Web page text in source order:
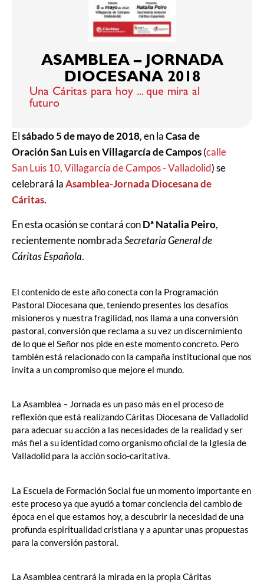
ASAMBLEA – JORNADA
DIOCESANA 2018
Una Cáritas para hoy ... que mira al
futuro
Elsábado 5 de mayo de 2018, en laCasa de
Oración San Luis en Villagarcía de Campos(calle
San Luis 10, Villagarcía de Campos - Valladolid) se
celebrará laAsamblea-Jornada Diocesana de
Cáritas.
En esta ocasión se contará conDª Natalia Peiro,
recientemente nombradaSecretaria General de
Cáritas Española.
El contenido de este año conecta con la Programación
Pastoral Diocesana que, teniendo presentes los desafíos
misioneros y nuestra fragilidad, nos llama a una conversión
pastoral, conversión que reclama a su vez un discernimiento
de lo que el Señor nos pide en este momento concreto. Pero
también está relacionado con la campaña institucional que nos
invita a un compromiso que mejore el mundo.
La Asamblea – Jornada es un paso más en el proceso de
reflexión que está realizando Cáritas Diocesana de Valladolid
para adecuar su acción a las necesidades de la realidad y ser
más fiel a su identidad como organismo oficial de la Iglesia de
Valladolid para la acción socio-caritativa.
La Escuela de Formación Social fue un momento importante en
este proceso ya que ayudó a tomar conciencia del cambio de
época en el que estamos hoy, a descubrir la necesidad de una
profunda espiritualidad cristiana y a apuntar unas propuestas
para la conversión pastoral.
La Asamblea centrará la mirada en la propia Cáritas